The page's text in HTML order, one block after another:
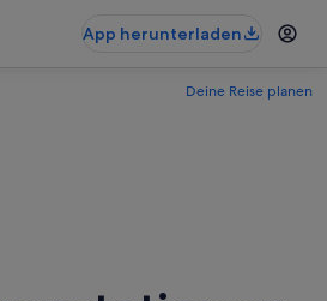
App herunterladen
Deine Reise planen